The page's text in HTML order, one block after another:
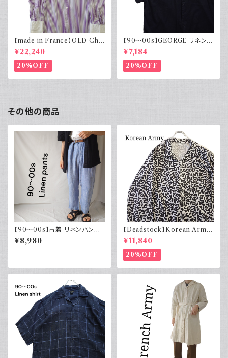
【made in France】OLD Cha
rvet ストライプ 切り替え 紫
¥22,240
20%OFF
【90～00s】GEORGE リネンレ
ーヨンシャツ 黒 ボックスシルエ
ット XL
¥7,184
20%OFF
その他の商品
【90～00s】古着 リネンパンツ
ストライプ ライトブルー 夏 スラ
ックス
¥8,980
【Deadstock】Korean Army
韓国軍 バクテリアカモジャケッ
ト
¥11,840
20%OFF